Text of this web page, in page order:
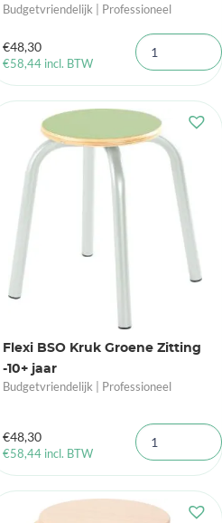
Budgetvriendelijk | Professioneel
€48,30
€58,44 incl. BTW
Flexi BSO Kruk Groene Zitting
-10+ jaar
Budgetvriendelijk | Professioneel
€48,30
€58,44 incl. BTW